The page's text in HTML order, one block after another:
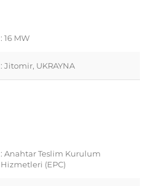
: 16 MW
: Jitomir, UKRAYNA
: Anahtar Teslim Kurulum
Hizmetleri (EPC)